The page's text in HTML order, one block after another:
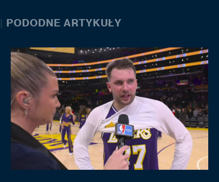
| PODODNE ARTYKUŁY